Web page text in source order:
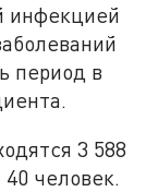
инфекцией
период в
3 588
человек.